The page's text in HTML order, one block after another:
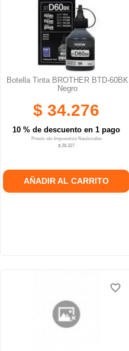
Botella Tinta BROTHER BTD-60BK
Negro
$ 34.276
10 % de descuento en 1 pago
Precio sin Impuestos Nacionales
$ 28.327
AÑADIR AL CARRITO
favorite_border
favorite_border
favorite_border